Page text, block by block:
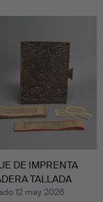
DE IMPRENTA
TALLADA
12 may 2026